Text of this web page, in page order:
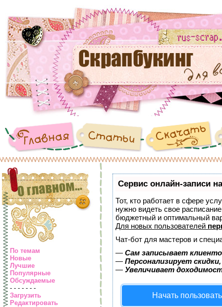
По темам
Новые
Лучшие
Популярные
Обсуждаемые
- - - - - - -
Загрузить
Редактировать
Сервис онлайн-записи
Тот, кто работает в сфере
нужно видеть свое
бюджетный и оптимальный
Для новых пользователей
Чат-бот для мастеров и
— Сам записывает
— Персонализирует
— Увеличивает
Начать